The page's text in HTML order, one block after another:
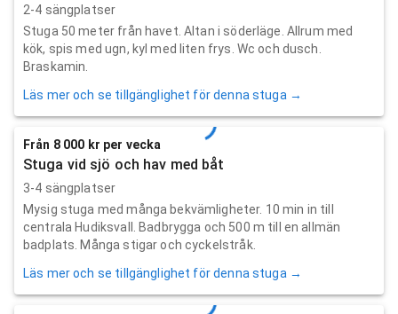
2-4 sängplatser
Stuga 50 meter från havet. Altan i söderläge. Allrum med
kök, spis med ugn, kyl med liten frys. Wc och dusch.
Braskamin.
Läs mer och se tillgänglighet för denna stuga →
Från 8 000 kr per vecka
Stuga vid sjö och hav med båt
3-4 sängplatser
Mysig stuga med många bekvämligheter. 10 min in till
centrala Hudiksvall. Badbrygga och 500 m till en allmän
badplats. Många stigar och cyckelstråk.
Läs mer och se tillgänglighet för denna stuga →